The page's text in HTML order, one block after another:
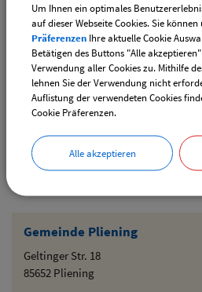
Gemeinde Pliening
Geltinger Str. 18
85652 Pliening
Downloads
Den gewählten Termin als
downloaden
Den gewählten Termin als iCal-
downloaden
Um Ihnen ein optimales
auf dieser Webseite Cookies. Sie
Präferenzen Ihre aktuelle Cookie
Betätigen des Buttons "Alle
Verwendung aller Cookies zu. Mithilfe
lehnen Sie der Verwendung nicht
Auflistung der verwendeten Cookies
Cookie Präferenzen.
Alle akzeptieren